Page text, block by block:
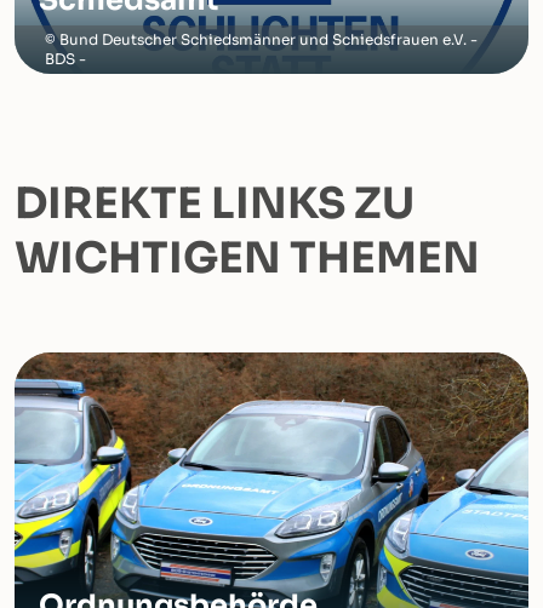
Bund Deutscher Schiedsmänner und Schiedsfrauen e.V. -
BDS -
DIREKTE LINKS ZU
WICHTIGEN THEMEN